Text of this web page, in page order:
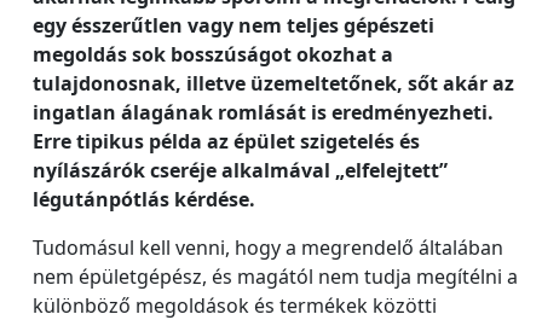
egy ésszerűtlen vagy nem teljes gépészeti
megoldás sok bosszúságot okozhat a
tulajdonosnak, illetve üzemeltetőnek, sőt akár az
ingatlan álagának romlását is eredményezheti.
Erre tipikus példa az épület szigetelés és
nyílászárók cseréje alkalmával „elfelejtett”
légutánpótlás kérdése.
Tudomásul kell venni, hogy a megrendelő általában
nem épületgépész, és magától nem tudja megítélni a
különböző megoldások és termékek közötti